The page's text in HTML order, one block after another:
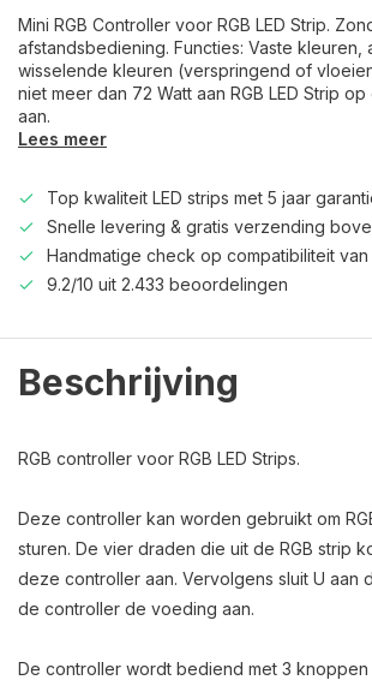
Mini RGB Controller voor RGB LED Strip.
afstandsbediening. Functies: Vaste kleuren,
wisselende kleuren (verspringend of
niet meer dan 72 Watt aan RGB LED Strip
aan.
Lees meer
Top kwaliteit LED strips met 5 jaar
Snelle levering & gratis verzending
Handmatige check op compatibiliteit
9.2/10 uit 2.433 beoordelingen
Beschrijving
RGB controller voor RGB LED Strips.
Deze controller kan worden gebruikt om
sturen. De vier draden die uit de RGB strip
deze controller aan. Vervolgens sluit U aan
de controller de voeding aan.
De controller wordt bediend met 3